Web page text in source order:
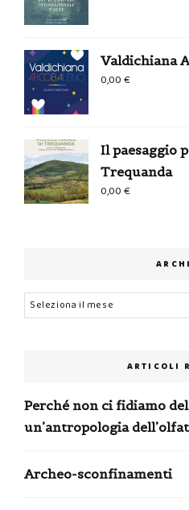
era:
0,99 €.
è:
Valdichiana
0,00€
Il paesaggio
Trequanda
0,00€
Archivi
ARTICOLI
Perché non ci fidiamo del
un’antropologia
Archeo-sconfinamenti